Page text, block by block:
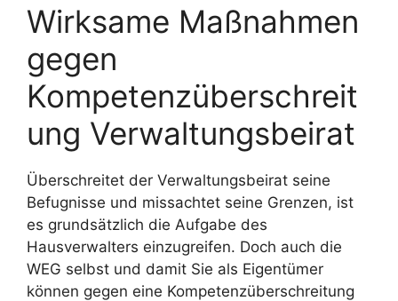
Wirksame Maßnahmen
gegen
Kompetenzüberschreit
ung Verwaltungsbeirat
Überschreitet der Verwaltungsbeirat seine
Befugnisse und missachtet seine Grenzen, ist
es grundsätzlich die Aufgabe des
Hausverwalters einzugreifen. Doch auch die
WEG selbst und damit Sie als Eigentümer
können gegen eine Kompetenzüberschreitung